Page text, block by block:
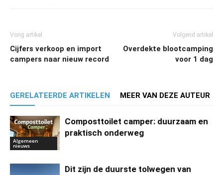
Vorig artikel
Cijfers verkoop en import
campers naar nieuw record
Volgend artikel
Overdekte blootcamping
voor 1 dag
GERELATEERDE ARTIKELEN MEER VAN DEZE AUTEUR
Algemeen
nieuws
Composttoilet camper: duurzaam en
praktisch onderweg
Dit zijn de duurste tolwegen van